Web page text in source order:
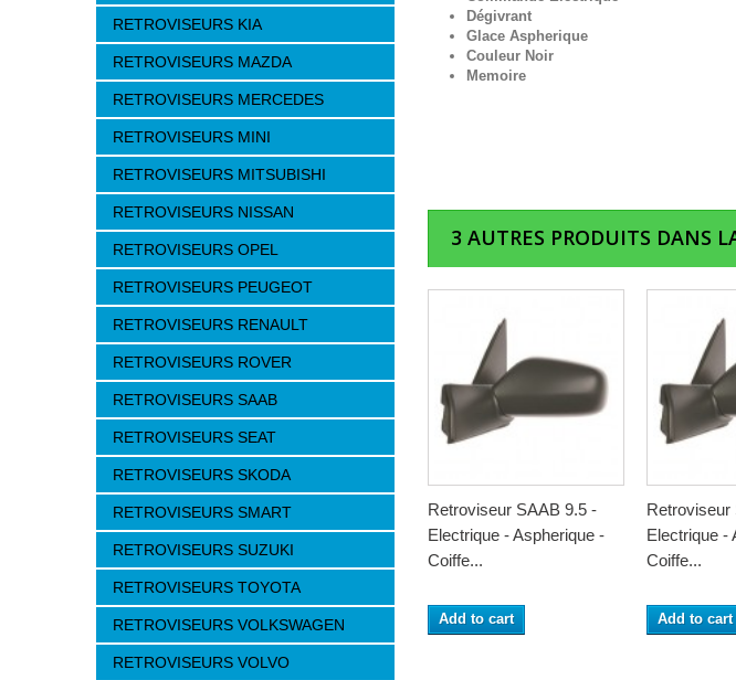
RETROVISEURS KIA
RETROVISEURS MAZDA
RETROVISEURS MERCEDES
RETROVISEURS MINI
RETROVISEURS MITSUBISHI
RETROVISEURS NISSAN
RETROVISEURS OPEL
RETROVISEURS PEUGEOT
RETROVISEURS RENAULT
RETROVISEURS ROVER
RETROVISEURS SAAB
RETROVISEURS SEAT
RETROVISEURS SKODA
RETROVISEURS SMART
RETROVISEURS SUZUKI
RETROVISEURS TOYOTA
RETROVISEURS VOLKSWAGEN
RETROVISEURS VOLVO
Dégivrant
Glace Aspherique
Couleur Noir
Memoire
3 AUTRES PRODUITS DANS
Retroviseur SAAB 9.5 -
Electrique - Aspherique -
Coiffe...
Add to cart
Retroviseur
Electrique -
Coiffe...
Add to cart